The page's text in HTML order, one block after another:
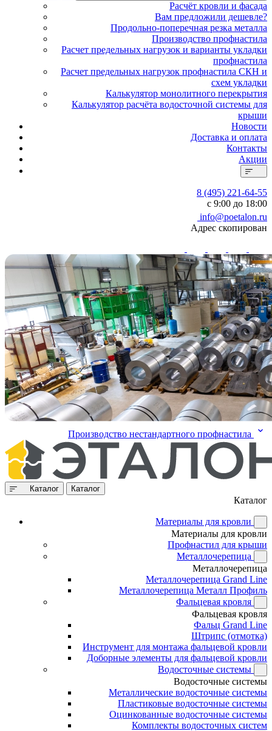
Расчёт кровли и фасада
Вам предложили дешевле?
Продольно-поперечная резка металла
Производство профнастила
Расчет предельных нагрузок и варианты укладки
профнастила
Расчет предельных нагрузок профнастила СКН и
схем укладки
Калькулятор монолитного перекрытия
Калькулятор расчёта водосточной системы для
крыши
Новости
Доставка и оплата
Контакты
Акции
8 (495) 221-64-55
с 9:00 до 18:00
info@poetalon.ru
Адрес скопирован
Производство нестандартного профнастила
Каталог Каталог
Каталог
Материалы для кровли
Материалы для кровли
Профнастил для крыши
Металлочерепица
Металлочерепица
Металлочерепица Grand Line
Металлочерепица Металл Профиль
Фальцевая кровля
Фальцевая кровля
Фальц Grand Line
Штрипс (отмотка)
Инструмент для монтажа фальцевой кровли
Доборные элементы для фальцевой кровли
Водосточные системы
Водосточные системы
Металлические водосточные системы
Пластиковые водосточные системы
Оцинкованные водосточные системы
Комплекты водосточных систем